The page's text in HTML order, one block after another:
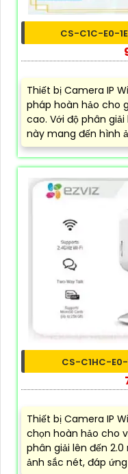
CS-C1C-E0-
Thiết bị Camera IP
pháp hoàn hảo cho
cao. Với độ phân
này mang đến hình
CS-C1HC-E0-
Thiết bị Camera IP
chọn hoàn hảo cho
phân giải lên đến
ảnh sắc nét, đáp